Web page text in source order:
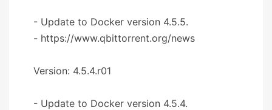
- Update to Docker version 4.5.5.
- https://www.qbittorrent.org/news
Version: 4.5.4.r01
- Update to Docker version 4.5.4.